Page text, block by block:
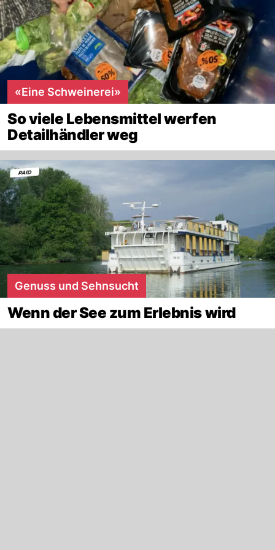
«Eine Schweinerei»
So viele Lebensmittel werfen
Detailhändler weg
Genuss und Sehnsucht
Wenn der See zum Erlebnis wird